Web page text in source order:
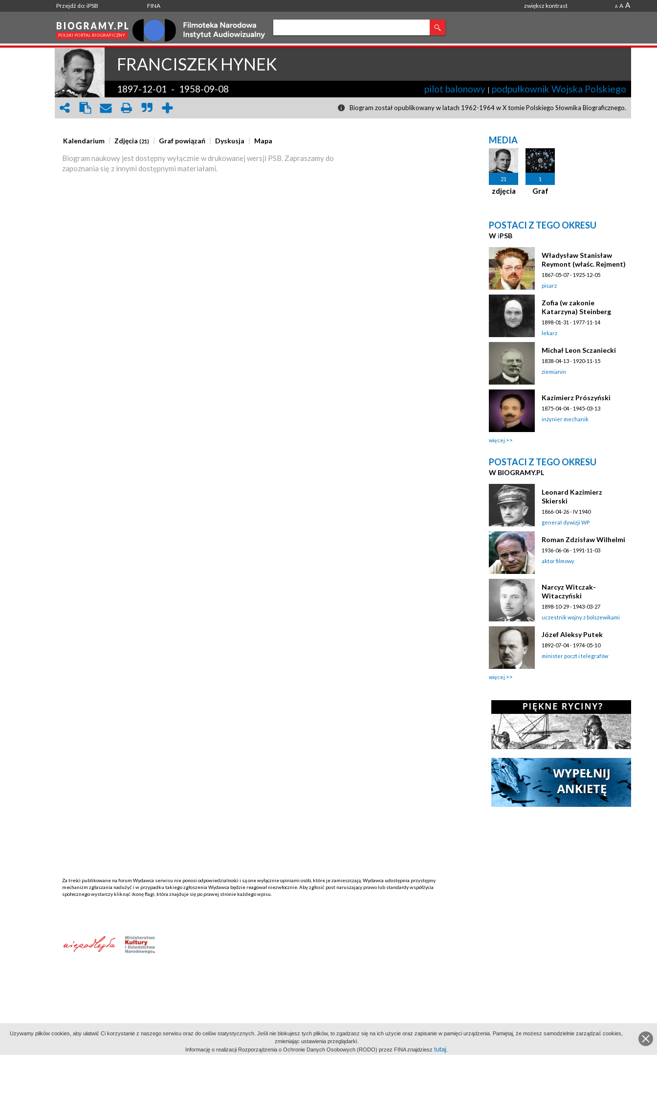
Przejdź do: iPSB FINA zwiększ kontrast A A A
FRANCISZEK HYNEK
1897-12-01 - 1958-09-08 pilot balonowy | podpułkownik Wojska Polskiego
Biogram został opublikowany w latach 1962-1964 w X tomie Polskiego Słownika Biograficznego.
Kalendarium Zdjęcia(21) Graf powiązań Dyskusja Mapa
Biogram naukowy jest dostępny wyłącznie w drukowanej wersji PSB. Zapraszamy do
zapoznania się z innymi dostępnymi materiałami.
Za treści publikowane na forum Wydawca serwisu nie ponosi odpowiedzialności i są one wyłącznie opiniami osób, które je zamieszczają. Wydawca udostępnia przystępny
mechanizm zgłaszania nadużyć i w przypadku takiego zgłoszenia Wydawca będzie reagował niezwłocznie. Aby zgłosić post naruszający prawo lub standardy współżycia
społecznego wystarczy kliknąć ikonę flagi, która znajduje się po prawej stronie każdego wpisu.
MEDIA
21
zdjęcia
1
Graf
POSTACI Z TEGO OKRESU
W iPSB
Władysław Stanisław
Reymont (właśc. Rejment)
1867-05-07 - 1925-12-05
pisarz
Zofia (w zakonie
Katarzyna) Steinberg
1898-01-31 - 1977-11-14
lekarz
Michał Leon Sczaniecki
1838-04-13 - 1920-11-15
ziemianin
Kazimierz Prószyński
1875-04-04 - 1945-03-13
inżynier mechanik
więcej
POSTACI Z TEGO OKRESU
W BIOGRAMY.PL
Leonard Kazimierz
Skierski
1866-04-26 - IV 1940
generał dywizji WP
Roman Zdzisław Wilhelmi
1936-06-06 - 1991-11-03
aktor filmowy
Narcyz Witczak-
Witaczyński
1898-10-29 - 1943-03-27
uczestnik wojny z bolszewikami
Józef Aleksy Putek
1892-07-04 - 1974-05-10
minister poczt i telegrafów
więcej
Indeksy: aktywności alfabetyczny tematyczny miejsc
Uzywamy plików cookies, aby ułatwić Ci korzystanie z naszego serwisu oraz do celów statystycznych. Jeśli nie blokujesz tych plików, to zgadzasz się na ich użycie oraz zapisanie w pamięci urządzenia. Pamiętaj, że możesz samodzielnie zarządzać cookies,
zmieniając ustawienia przeglądarki.
Informację o realizacji Rozporządzenia o Ochronie Danych Osobowych (RODO) przez FINA znajdziesz tutaj